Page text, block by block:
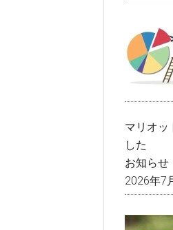
マリオッ
した
お知らせ
2026年7